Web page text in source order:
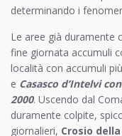
determinando i
Le aree già duramente
fine giornata accumuli
località con accumuli
e Casasco d’Intelvi
2000. Uscendo dal
duramente colpite,
giornalieri, Crosio